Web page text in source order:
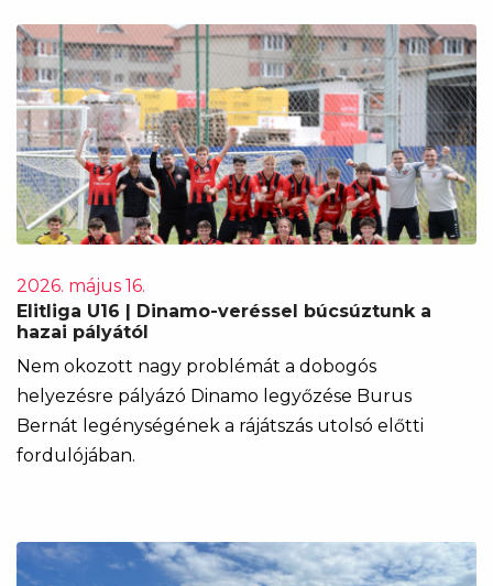
2026. május 16.
Elitliga U16 | Dinamo-veréssel búcsúztunk a
hazai pályától
Nem okozott nagy problémát a dobogós
helyezésre pályázó Dinamo legyőzése Burus
Bernát legénységének a rájátszás utolsó előtti
fordulójában.